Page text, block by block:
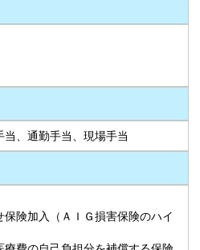
、通勤手当、現場手当
険加入（ＡＩＧ損害保険のハイ